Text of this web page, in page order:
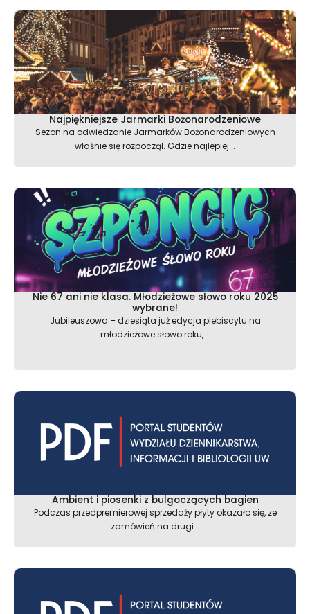
Najpiękniejsze Jarmarki Bożonarodzeniowe
Sezon na odwiedzanie Jarmarków Bożonarodzeniowych
właśnie się rozpoczął. Gdzie najlepiej...
Nie 67 ani nie klasa. Młodzieżowe słowo roku 2025
wybrane!
Jubileuszowa – dziesiąta już edycja plebiscytu na
młodzieżowe słowo roku,...
Ambient i piosenki z bulgoczących bagien
Podczas przedpremierowej sprzedaży płyty okazało się, ze
zamówień na drugi...